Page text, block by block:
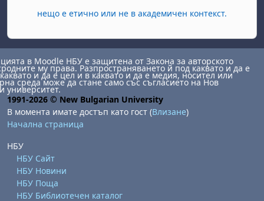
нещо е етично или не в академичен контекст.
в Moodle НБУ е защитена от Закона за авторското
му права. Разпространяването й под каквато и да е
и да е цел и в каквато и да е медия, носител или
среда може да стане само със съгласието на Нов
университет.
1991-2026 © New Bulgarian University
В момента имате достъп като гост (Влизане)
Начална страница
НБУ
НБУ Сайт
НБУ Новини
НБУ Поща
НБУ Библиотечен каталог